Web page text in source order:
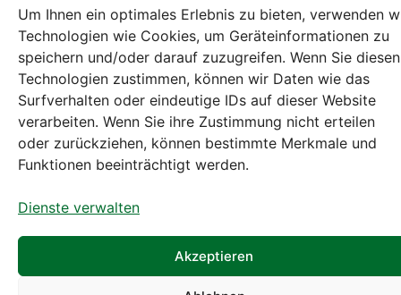
Um Ihnen ein optimales Erlebnis zu bieten, verwenden
Technologien wie Cookies, um Geräteinformationen zu
speichern und/oder darauf zuzugreifen. Wenn Sie diesen
Technologien zustimmen, können wir Daten wie das
Surfverhalten oder eindeutige IDs auf dieser Website
verarbeiten. Wenn Sie ihre Zustimmung nicht erteilen
oder zurückziehen, können bestimmte Merkmale und
Funktionen beeinträchtigt werden.
Dienste verwalten
Akzeptieren
A. Rauch GmbH – Ihr Experte aus Österreich für Waagen,
Eich- & Kalibrierservice, Sprühnebel-Zerstäubungstechnik
und Lebensmittelmaschinen.
Sämtliche Angebote der A. Rauch GmbH richten sich
nicht an Verbraucher, sondern ausschließlich an
gewerbliche Kunden, Institutionen, Kommunen usw. aus
Österreich, Deutschland und der Schweiz (weitere Länder